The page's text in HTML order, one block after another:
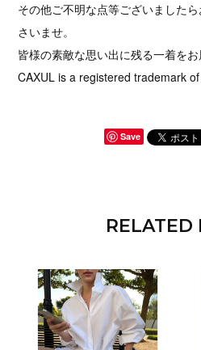
その他ご不明な点等ございました
さいませ。
皆様の素敵な思い出に残る一着をお
CAXUL is a registered trademark
Save
RELATED